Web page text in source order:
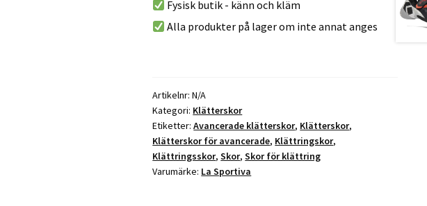
n
v
e
:
Fysisk butik - känn och kläm
Alla produkter på lager om inte annat anges
Artikelnr:N/A
Kategori: Klätterskor
Etiketter:Avancerade klätterskor, Klätterskor,
Klätterskor för avancerade, Klättringskor,
Klättringsskor,Skor,Skor för klättring
Varumärke: La Sportiva